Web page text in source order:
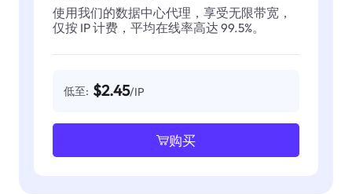
使用我们的数据中心代理，享受无限带宽，
仅按 IP 计费，平均在线率高达 99.5%。
低至: $2.45/IP
购买